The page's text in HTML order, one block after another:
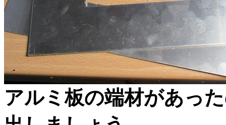
アルミ板の端材があっ